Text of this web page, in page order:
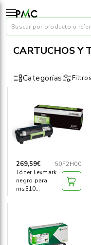
Papel
Material oficina
Tinta y tóner
Informática
Buscar por producto o
CARTUCHOS Y
Categorías Filtros
269,59€
50F2H00
Tóner Lexmark
negro para
ms310